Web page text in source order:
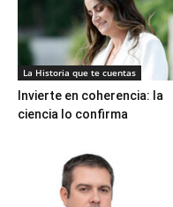
La Historia que te cuentas
Invierte en coherencia: la
ciencia lo confirma